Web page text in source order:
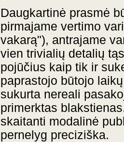
Daugkartinė prasmė
pirmajame vertimo
vakarą"), antrajame
vien trivialių detalių
pojūčius kaip tik ir
paprastojo būtojo
sukurta nereali
primerktas
skaitanti modalinė
pernelyg preciziška.